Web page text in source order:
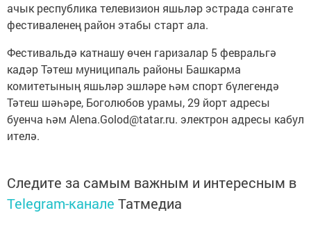
ачык республика телевизион яшьләр эстрада сәнгате
фестиваленең район этабы старт ала.
Фестивальдә катнашу өчен гаризалар 5 февральгә
кадәр Тәтеш муниципаль районы Башкарма
комитетының яшьләр эшләре һәм спорт бүлегендә
Тәтеш шәһәре, Боголюбов урамы, 29 йорт адресы
буенча һәм Alena.Golod@tatar.ru. электрон адресы кабул
ителә.
Следите за самым важным и интересным в
Telegram-канале Татмедиа